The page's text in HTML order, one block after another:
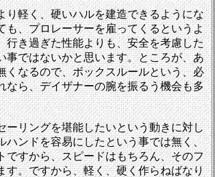
り軽く、硬いハルを建造できるようにな
も、プロレーサーを雇ってくるというよ
行き過ぎた性能よりも、安全を考慮した
事ではないかと思います。ところが、あ
くなるので、ボックスルールという、必
なら、デイザナーの腕を振るう機会も多
ーリングを堪能したいという動きに対し
ハンドを容易にしたという事では無く、
ですから、スピードはもちろん、そのフ
す。ですから、軽く、硬く作らねばなり